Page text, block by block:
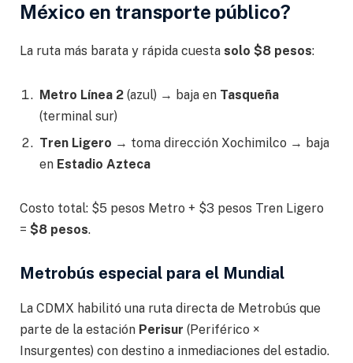
México en transporte público?
La ruta más barata y rápida cuesta solo $8 pesos:
Metro Línea 2 (azul) → baja en Tasqueña
(terminal sur)
Tren Ligero → toma dirección Xochimilco → baja
en Estadio Azteca
Costo total: $5 pesos Metro + $3 pesos Tren Ligero
= $8 pesos.
Metrobús especial para el Mundial
La CDMX habilitó una ruta directa de Metrobús que
parte de la estación Perisur (Periférico ×
Insurgentes) con destino a inmediaciones del estadio.